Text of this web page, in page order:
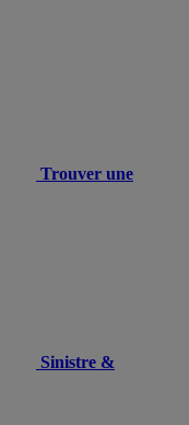
Trouver une
Sinistre &